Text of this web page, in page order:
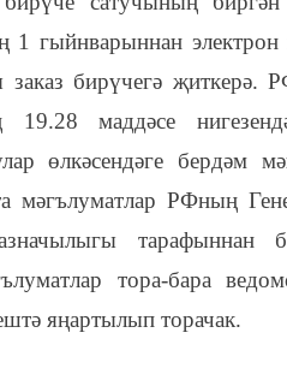
1 гыйнварыннан
бирүчегә җиткерә.
19.28 маддәсе
өлкәсендәге бердәм
мәгълуматлар РФның
тарафыннан
тора-бара
яңартылып торачак.